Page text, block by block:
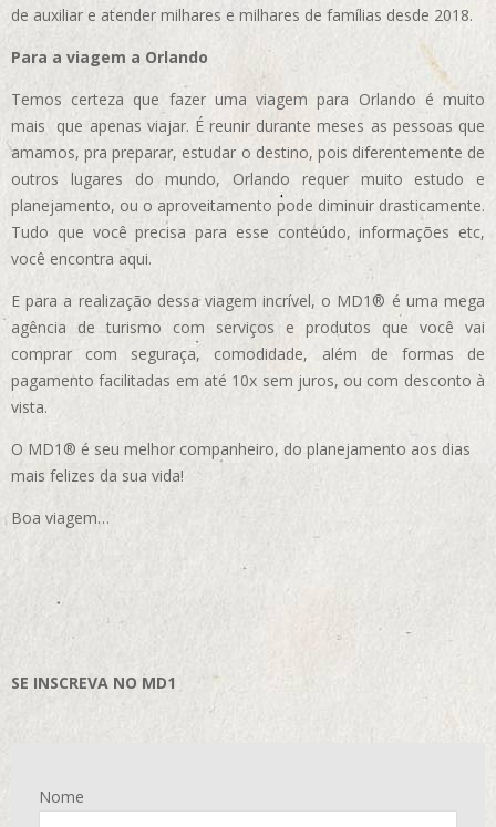
de auxiliar e atender milhares e milhares de famílias desde 2018.
Para a viagem a Orlando
Temos certeza que fazer uma viagem para Orlando é muito
mais que apenas viajar. É reunir durante meses as pessoas que
amamos, pra preparar, estudar o destino, pois diferentemente de
outros lugares do mundo, Orlando requer muito estudo e
planejamento, ou o aproveitamento pode diminuir drasticamente.
Tudo que você precisa para esse conteúdo, informações etc,
você encontra aqui.
E para a realização dessa viagem incrível, o MD1® é uma mega
agência de turismo com serviços e produtos que você vai
comprar com seguraça, comodidade, além de formas de
pagamento facilitadas em até 10x sem juros, ou com desconto à
vista.
O MD1® é seu melhor companheiro, do planejamento aos dias
mais felizes da sua vida!
Boa viagem…
SE INSCREVA NO MD1
Nome